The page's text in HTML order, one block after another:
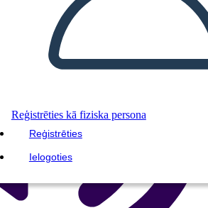
Reģistrēties kā fiziska persona
Reģistrēties
Ielogoties